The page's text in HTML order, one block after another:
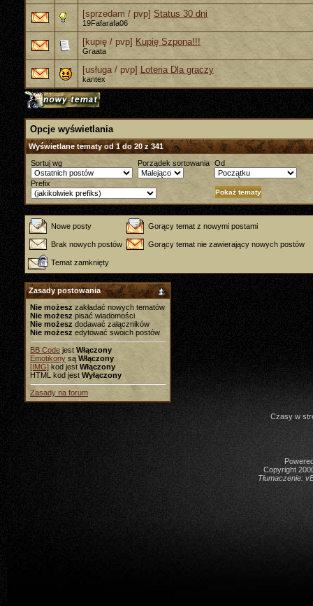
[sprzedam / pvp] Status 30 dni
19Fafarafa06
[kupię / pvp] Kupię Szpona!!!
Graata
[usługa / pvp] Loteria Dla graczy
kantex
Opcje wyświetlania
Wyświetlane tematy od 1 do 20 z 341
Sortuj wg
Porządek sortowania Od
Prefix
Nowe posty Gorący temat z nowymi postami
Brak nowych postów Gorący temat nie zawierający nowych postów
Temat zamknięty
Zasady postowania
Nie możesz zakładać nowych tematów
Nie możesz pisać wiadomości
Nie możesz dodawać załączników
Nie możesz edytować swoich postów
BB Code jest Włączony
Emotikony są Włączony
[IMG] kod jest Włączony
HTML kod jest Wyłączony
Zasady na forum
Czasy w
Copyright
Tłumaczenie: